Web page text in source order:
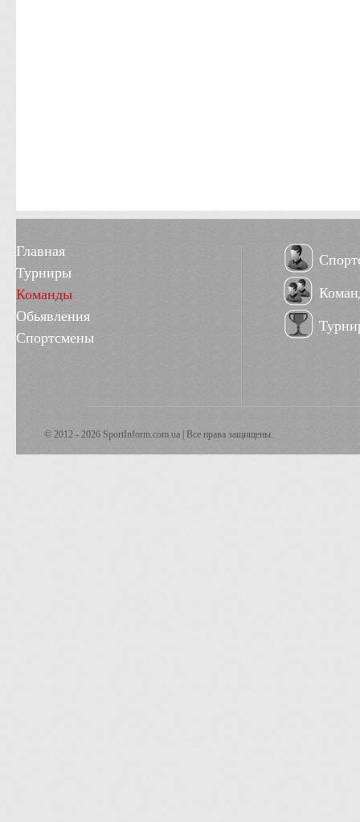
Главная
Турниры
Команды
Обьявления
Спортсмены
© 2012 - 2026 SportInform.com.ua | Все права защищены.